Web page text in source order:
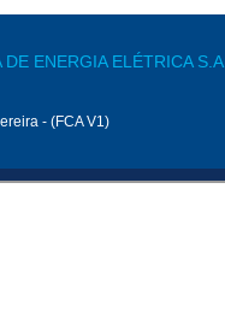
ENERGIA ELÉTRICA S.A.
- (FCA V1)